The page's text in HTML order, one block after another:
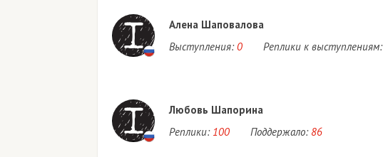
Алена Шаповалова
Выступления: 0 Реплики к выступлениям:
Любовь Шапорина
Реплики: 100 Поддержало: 86